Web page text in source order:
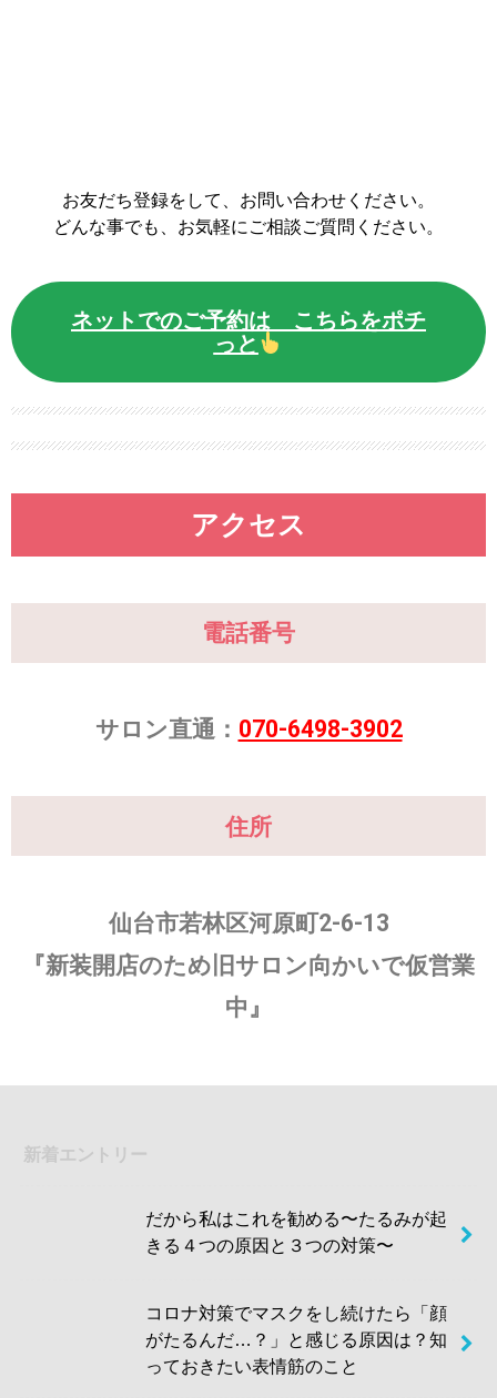
お友だち登録をして、お問い合わせください。
どんな事でも、お気軽にご相談ご質問ください。
ネットでのご予約は こちらをポチ
っと
アクセス
電話番号
サロン直通： 070-6498-3902
住所
仙台市若林区河原町2-6-13
『新装開店のため旧サロン向かいで仮営業
中』
新着エントリー
だから私はこれを勧める〜たるみが起
きる４つの原因と３つの対策〜
コロナ対策でマスクをし続けたら「顔
がたるんだ…？」と感じる原因は？知
っておきたい表情筋のこと